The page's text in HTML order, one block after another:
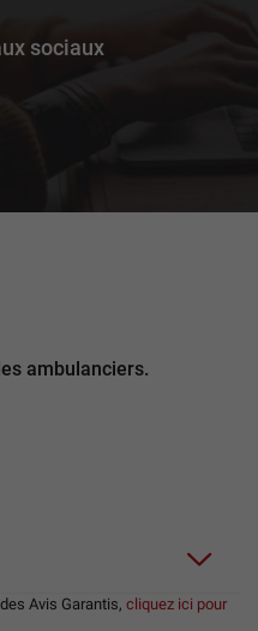
sociaux
ambulanciers.
Avis Garantis, cliquez ici pour